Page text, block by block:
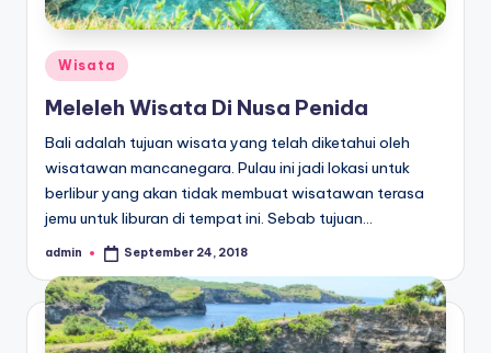
Posted
in
Wisata
Meleleh Wisata Di Nusa Penida
Bali adalah tujuan wisata yang telah diketahui oleh
wisatawan mancanegara. Pulau ini jadi lokasi untuk
berlibur yang akan tidak membuat wisatawan terasa
jemu untuk liburan di tempat ini. Sebab tujuan…
Posted
admin September 24, 2018